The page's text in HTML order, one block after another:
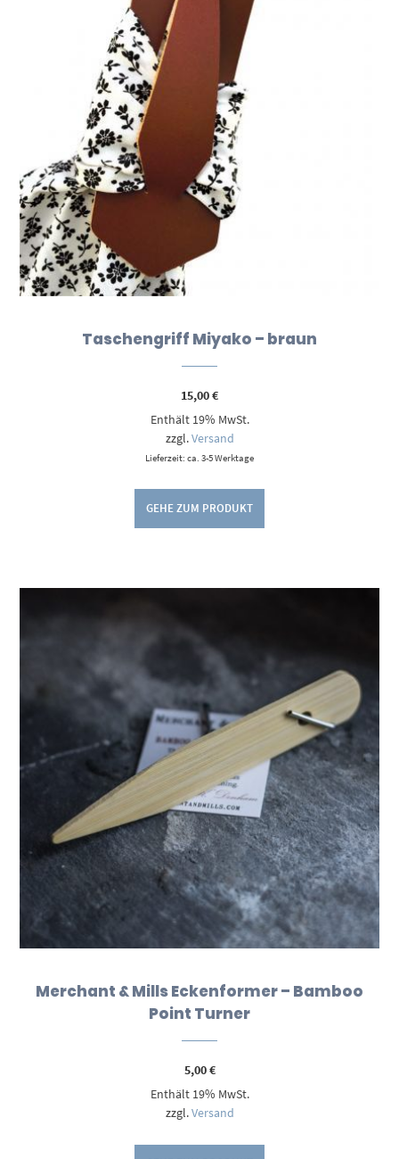
Taschengriff Miyako – braun
15,00€
Enthält 19% MwSt.
zzgl.Versand
Lieferzeit: ca. 3-5 Werktage
GEHE ZUM PRODUKT
Merchant & Mills Eckenformer – Bamboo
Point Turner
5,00€
Enthält 19% MwSt.
zzgl.Versand